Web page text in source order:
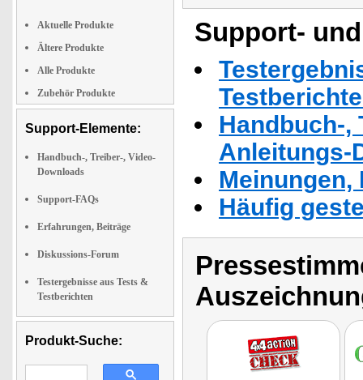
Aktuelle Produkte
Ältere Produkte
Alle Produkte
Zubehör Produkte
Support-Elemente:
Handbuch-, Treiber-, Video-
Downloads
Support-FAQs
Erfahrungen, Beiträge
Diskussions-Forum
Testergebnisse aus Tests &
Testberichten
Produkt-Suche:
Support-
Handbuch-,
Anleitungs-
Häufig